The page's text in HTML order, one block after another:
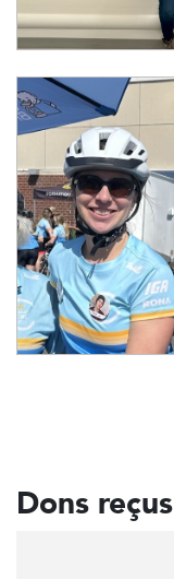
Dons reçus